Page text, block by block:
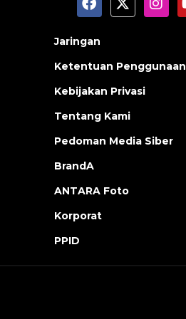
Jaringan
Ketentuan Penggunaan
Kebijakan Privasi
Tentang Kami
Pedoman Media Siber
BrandA
ANTARA Foto
Korporat
PPID